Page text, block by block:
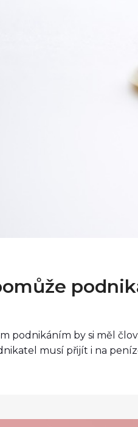
podnikáním by si měl
musí přijít i na